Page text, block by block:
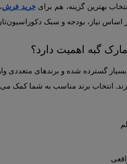
خرید فرش
و سبک دکوراسیون‌تان، بهترین انتخاب را انجام دهید.
گبه اهمیت دارد؟
برند مناسب به شما کمک می‌کند از نظر: